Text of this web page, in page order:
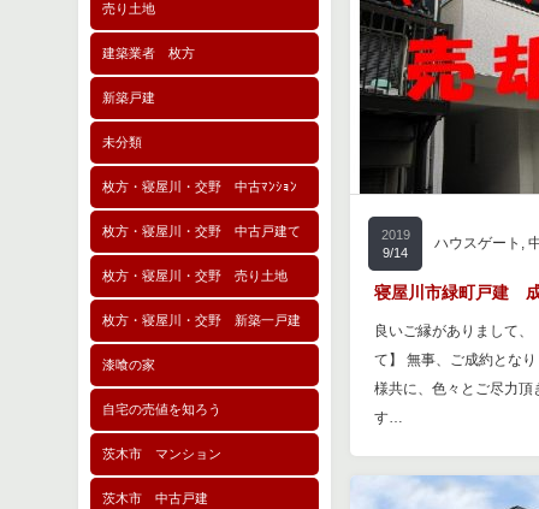
売り土地
建築業者 枚方
新築戸建
未分類
枚方・寝屋川・交野 中古ﾏﾝｼｮﾝ
枚方・寝屋川・交野 中古戸建て
枚方・寝屋川・交野 売り土地
枚方・寝屋川・交野 新築一戸建
漆喰の家
自宅の売値を知ろう
茨木市 マンション
茨木市 中古戸建
2019
9/14
ハウスゲート ,
寝屋川市緑町戸建
良いご縁がありまして
て】 無事、ご成約とな
様共に、色々とご尽力頂
す…